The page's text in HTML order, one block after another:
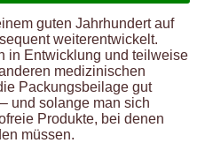
guten Jahrhundert auf
weiterentwickelt.
in Entwicklung und teilweise
medizinischen
Packungsbeilage gut
und solange man sich
Produkte, bei denen
müssen.